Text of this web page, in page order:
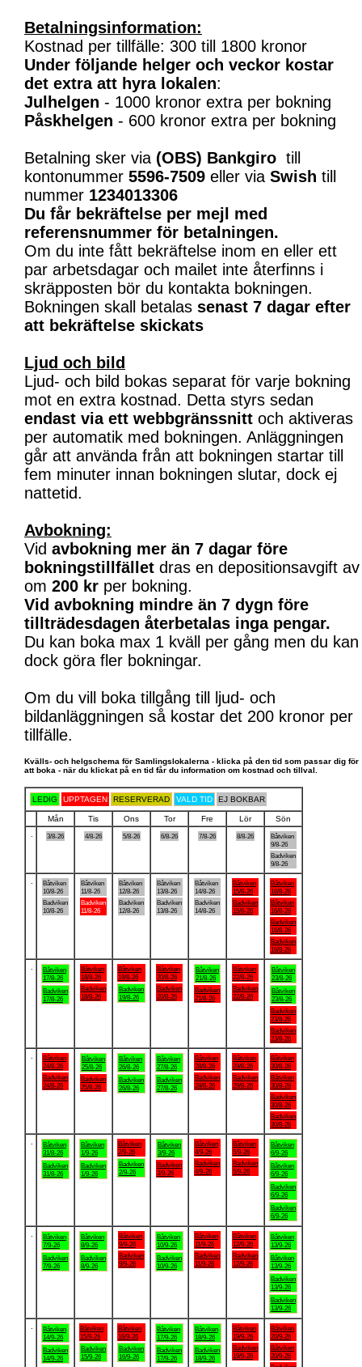
Betalningsinformation:
Kostnad per tillfälle: 300 till 1800 kronor
Under följande helger och veckor kostar
det extra att hyra lokalen:
Julhelgen - 1000 kronor extra per bokning
Påskhelgen - 600 kronor extra per bokning
Betalning sker via (OBS) Bankgiro till
kontonummer 5596-7509 eller via Swish till
nummer 1234013306
Du får bekräftelse per mejl med
referensnummer för betalningen.
Om du inte fått bekräftelse inom en eller ett
par arbetsdagar och mailet inte återfinns i
skräpposten bör du kontakta bokningen.
Bokningen skall betalas senast 7 dagar efter
att bekräftelse skickats
Ljud och bild
Ljud- och bild bokas separat för varje bokning
mot en extra kostnad. Detta styrs sedan
endast via ett webbgränssnitt och aktiveras
per automatik med bokningen. Anläggningen
går att använda från att bokningen startar till
fem minuter innan bokningen slutar, dock ej
nattetid.
Avbokning:
Vid avbokning mer än 7 dagar före
bokningstillfället dras en depositionsavgift av
om 200 kr per bokning.
Vid avbokning mindre än 7 dygn före
tillträdesdagen återbetalas inga pengar.
Du kan boka max 1 kväll per gång men du kan
dock göra fler bokningar.
Om du vill boka tillgång till ljud- och
bildanläggningen så kostar det 200 kronor per
tillfälle.
Kvälls- och helgschema för Samlingslokalerna - klicka på den tid som passar dig för
att boka - när du klickat på en tid får du information om kostnad och tillval.
LEDIG UPPTAGEN RESERVERAD VALD TID EJ BOKBAR
Mån Tis Ons Tor Fre Lör
Sön
3/8-26 4/8-26 5/8-26 6/8-26 7/8-26 8/8-26
Båtviken
9/8-26
Badviken
9/8-26
Båtviken
10/8-26
Badviken
10/8-26
Båtviken
11/8-26
Badviken
11/8-26
Båtviken
12/8-26
Badviken
12/8-26
Båtviken
13/8-26
Badviken
13/8-26
Båtviken
14/8-26
Badviken
14/8-26
Båtviken
15/8-26
Badviken
15/8-26
Båtviken
16/8-26
Båtviken
16/8-26
Badviken
16/8-26
Badviken
16/8-26
Båtviken
17/8-26
Badviken
17/8-26
Båtviken
18/8-26
Badviken
18/8-26
Båtviken
19/8-26
Badviken
19/8-26
Båtviken
20/8-26
Badviken
20/8-26
Båtviken
21/8-26
Badviken
21/8-26
Båtviken
22/8-26
Badviken
22/8-26
Båtviken
23/8-26
Båtviken
23/8-26
Badviken
23/8-26
Badviken
23/8-26
Båtviken
24/8-26
Badviken
24/8-26
Båtviken
25/8-26
Badviken
25/8-26
Båtviken
26/8-26
Badviken
26/8-26
Båtviken
27/8-26
Badviken
27/8-26
Båtviken
28/8-26
Badviken
28/8-26
Båtviken
29/8-26
Badviken
29/8-26
Båtviken
30/8-26
Båtviken
30/8-26
Badviken
30/8-26
Badviken
30/8-26
Båtviken
31/8-26
Badviken
31/8-26
Båtviken
1/9-26
Badviken
1/9-26
Båtviken
2/9-26
Badviken
2/9-26
Båtviken
3/9-26
Badviken
3/9-26
Båtviken
4/9-26
Badviken
4/9-26
Båtviken
5/9-26
Badviken
5/9-26
Båtviken
6/9-26
Båtviken
6/9-26
Badviken
6/9-26
Badviken
6/9-26
Båtviken
7/9-26
Badviken
7/9-26
Båtviken
8/9-26
Badviken
8/9-26
Båtviken
9/9-26
Badviken
9/9-26
Båtviken
10/9-26
Badviken
10/9-26
Båtviken
11/9-26
Badviken
11/9-26
Båtviken
12/9-26
Badviken
12/9-26
Båtviken
13/9-26
Båtviken
13/9-26
Badviken
13/9-26
Badviken
13/9-26
Båtviken
14/9-26
Badviken
14/9-26
Båtviken
15/9-26
Badviken
15/9-26
Båtviken
16/9-26
Badviken
16/9-26
Båtviken
17/9-26
Badviken
17/9-26
Båtviken
18/9-26
Badviken
18/9-26
Båtviken
19/9-26
Badviken
19/9-26
Båtviken
20/9-26
Båtviken
20/9-26